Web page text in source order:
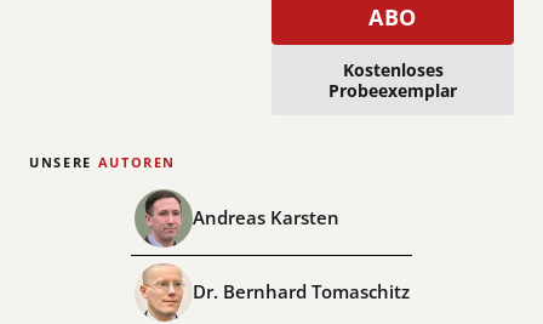
ABO
Kostenloses
Probeexemplar
UNSERE AUTOREN
Andreas Karsten
Dr. Bernhard Tomaschitz